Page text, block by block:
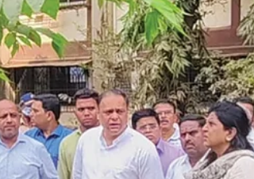
केवळ टीका करण्यापेक्षा 'डेव्हलपमेंट मॉडेल' लोकांसमोर मांडण्यावर
भर दिला आहे. त्यांच्या या सकारात्मक दृष्टिकोनामुळे मुंबई
महापालिका निवडणूकीत भाजपाला घवघवीत यश मिळाले. सोशल
मीडियाच्या माध्यमात